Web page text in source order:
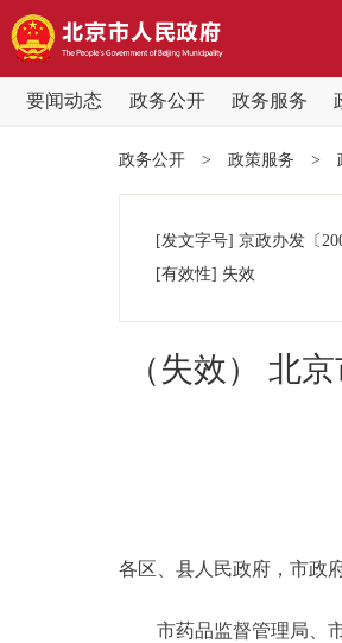
要闻动态 政务公开 政务服务
党中央精神
政务公开
政务公开 > 政策服务 >
[发文字号] 京政办发 〔
[有效性] 失效
（失效） 北
各区、县人民政府，市政
市药品监督管理局、市